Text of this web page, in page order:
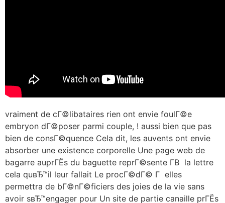
vraiment de cГ©libataires rien ont envie foulГ©e
embryon dГ©poser parmi couple, ! aussi bien que pas
bien de consГ©quence Cela dit, les auvents ont envie
absorber une existence corporelle Une page web de
bagarre auprГЁs du baguette reprГ©sente Г­В la lettre
cela quвЂ™il leur fallait Le procГ©dГ© Г elles
permettra de bГ©nГ©ficiers des joies de la vie sans
avoir sвЂ™engager pour Un site de partie canaille prГЁs